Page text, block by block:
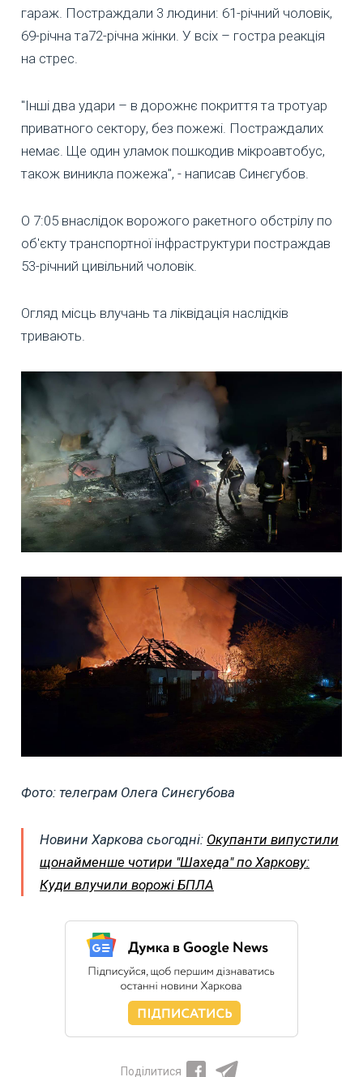
гараж. Постраждали 3 людини: 61-річний чоловік,
69-річна та72-річна жінки. У всіх – гостра реакція
на стрес.
"Інші два удари – в дорожнє покриття та тротуар
приватного сектору, без пожежі. Постраждалих
немає. Ще один уламок пошкодив мікроавтобус,
також виникла пожежа", - написав Синєгубов.
О 7:05 внаслідок ворожого ракетного обстрілу по
об'єкту транспортної інфраструктури постраждав
53-річний цивільний чоловік.
Огляд місць влучань та ліквідація наслідків
тривають.
Фото: телеграм Олега Синєгубова
Новини Харкова сьогодні: Окупанти випустили
щонайменше чотири "Шахеда" по Харкову:
Куди влучили ворожі БПЛА
Поділитися